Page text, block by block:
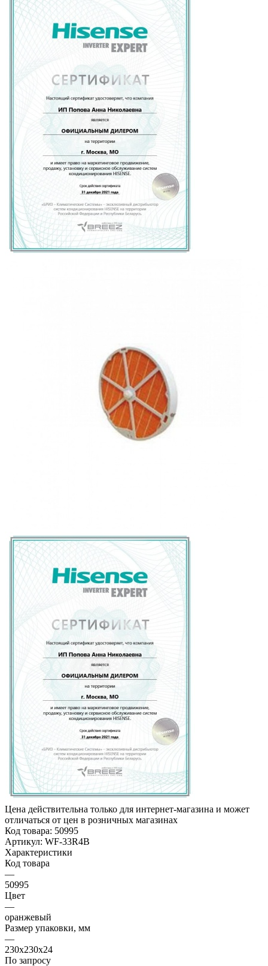
Цена действительна только для интернет-магазина и может
отличаться от цен в розничных магазинах
Код товара: 50995
Артикул: WF-33R4B
Характеристики
Код товара
—
50995
Цвет
—
оранжевый
Размер упаковки, мм
—
230x230x24
По запросу